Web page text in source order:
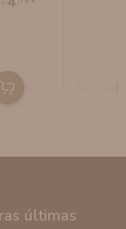
últimas